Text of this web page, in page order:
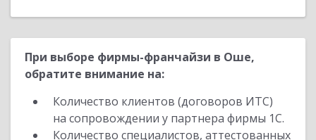
При выборе фирмы-франчайзи в Оше,
обратите внимание на:
Количество клиентов (договоров ИТС)
на сопровождении у партнера фирмы 1С.
Количество специалистов, аттестованных